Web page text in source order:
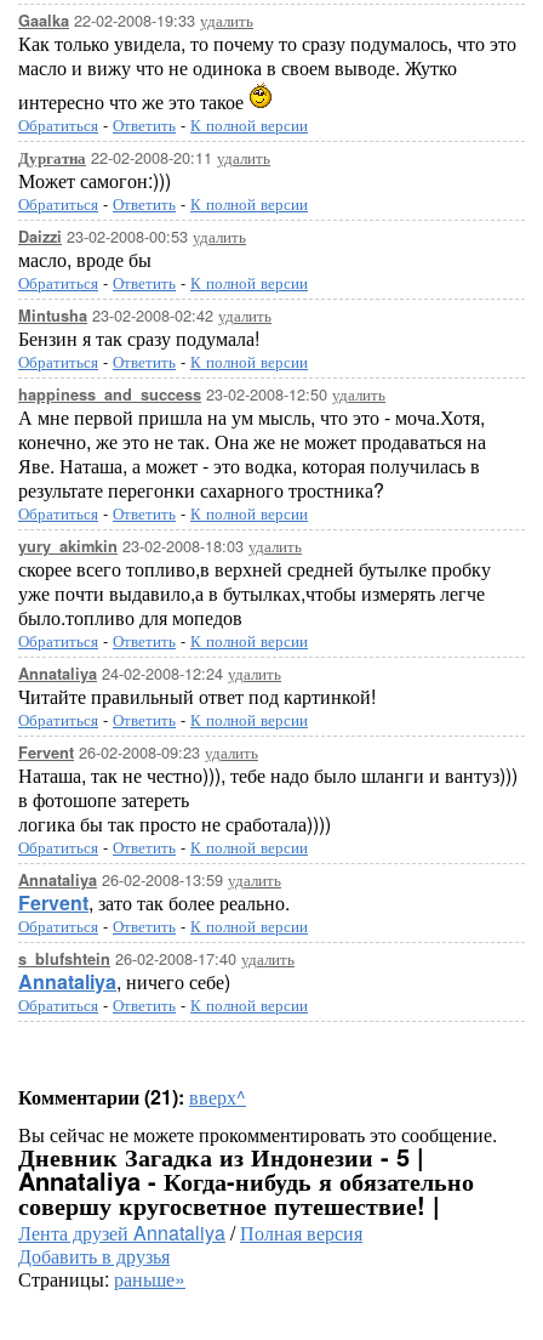
Gaalka 22-02-2008-19:33 удалить
Как только увидела, то почему то сразу подумалось, что это
масло и вижу что не одинока в своем выводе. Жутко
интересно что же это такое
Обратиться - Ответить - К полной версии
Дургатна 22-02-2008-20:11 удалить
Может самогон:)))
Обратиться - Ответить - К полной версии
Daizzi 23-02-2008-00:53 удалить
масло, вроде бы
Обратиться - Ответить - К полной версии
Mintusha 23-02-2008-02:42 удалить
Бензин я так сразу подумала!
Обратиться - Ответить - К полной версии
happiness_and_success 23-02-2008-12:50 удалить
А мне первой пришла на ум мысль, что это - моча.Хотя,
конечно, же это не так. Она же не может продаваться на
Яве. Наташа, а может - это водка, которая получилась в
результате перегонки сахарного тростника?
Обратиться - Ответить - К полной версии
yury_akimkin 23-02-2008-18:03 удалить
скорее всего топливо,в верхней средней бутылке пробку
уже почти выдавило,а в бутылках,чтобы измерять легче
было.топливо для мопедов
Обратиться - Ответить - К полной версии
Annataliya 24-02-2008-12:24 удалить
Читайте правильный ответ под картинкой!
Обратиться - Ответить - К полной версии
Fervent 26-02-2008-09:23 удалить
Наташа, так не честно))), тебе надо было шланги и вантуз)))
в фотошопе затереть
логика бы так просто не сработала))))
Обратиться - Ответить - К полной версии
Annataliya 26-02-2008-13:59 удалить
Fervent, зато так более реально.
Обратиться - Ответить - К полной версии
s_blufshtein 26-02-2008-17:40 удалить
Annataliya, ничего себе)
Обратиться - Ответить - К полной версии
Комментарии (21): вверх^
Вы сейчас не можете прокомментировать это сообщение.
Дневник Загадка из Индонезии - 5 |
Annataliya - Когда-нибудь я обязательно
совершу кругосветное путешествие! |
Лента друзей Annataliya/Полная версия
Добавить в друзья
Страницы: раньше»